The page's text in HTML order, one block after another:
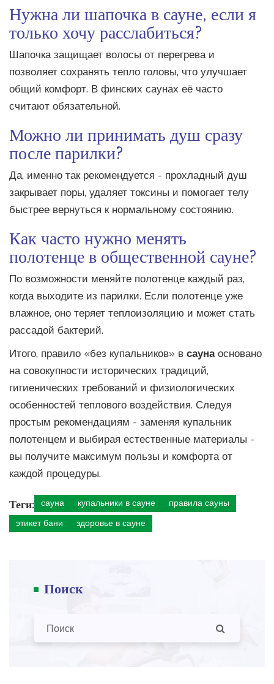
Нужна ли шапочка в сауне, если я
только хочу расслабиться?
Шапочка защищает волосы от перегрева и
позволяет сохранять тепло головы, что улучшает
общий комфорт. В финских саунах её часто
считают обязательной.
Можно ли принимать душ сразу
после парилки?
Да, именно так рекомендуется - прохладный душ
закрывает поры, удаляет токсины и помогает телу
быстрее вернуться к нормальному состоянию.
Как часто нужно менять
полотенце в общественной сауне?
По возможности меняйте полотенце каждый раз,
когда выходите из парилки. Если полотенце уже
влажное, оно теряет теплоизоляцию и может стать
рассадой бактерий.
Итого, правило «без купальников» в саунаосновано
на совокупности исторических традиций,
гигиенических требований и физиологических
особенностей теплового воздействия. Следуя
простым рекомендациям - заменяя купальник
полотенцем и выбирая естественные материалы -
вы получите максимум пользы и комфорта от
каждой процедуры.
Теги: сауна купальники в сауне
правила сауны
этикет бани
здоровье в сауне
Поиск